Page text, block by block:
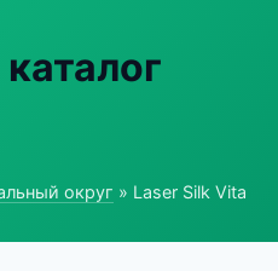
округ » Laser Silk Vita